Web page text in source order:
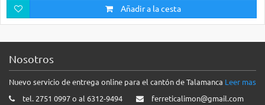
Añadir a la cesta
Nosotros
Nuevo servicio de entrega online para el cantón de Talamanca Leer mas
tel. 2751 0997 o al 6312-9494
ferreticalimon@gmail.com